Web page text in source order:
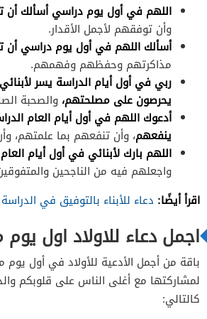
اللهم في أول يوم دراسي أسألك أن
وأن توفقهم لأجمل الأقدار.
أسألك اللهم في أول يوم دراسي أن
مذاكرتهم وحفظهم وفهمهم.
ربي في أول أيام الدراسة يسر
يحرصون على مصلحتهم، والصحبة
أدعوك اللهم في أول أيام العام
ينفعهم، وأن تنفعهم بما علمتهم،
اللهم بارك لأبنائي في أول أيام
واجعلهم فيه من الناجحين
اقرأ أيضًا: دعاء للأبناء بالتوفيق في الدراسة
اجمل دعاء للاولاد اول
باقة من أجمل الأدعية للأولاد في أول
لمشاركتها مع أغلى الناس على قلوبكم
كالتالي: